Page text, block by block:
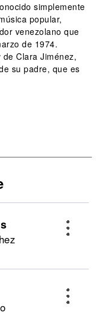
simplemente
popular,
venezolano que
de 1974.
Clara Jiménez,
su padre, que es